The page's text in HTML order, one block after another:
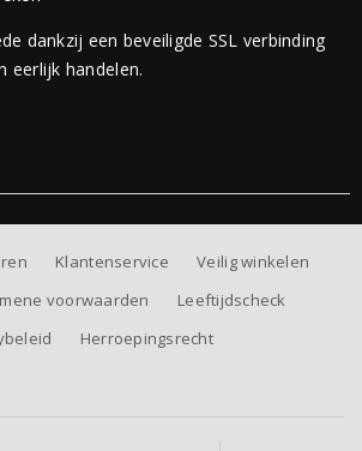
dankzij een beveiligde SSL verbinding
eerlijk handelen.
Klantenservice
Veilig winkelen
voorwaarden
Leeftijdscheck
Herroepingsrecht